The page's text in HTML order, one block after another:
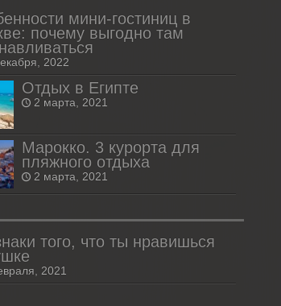
мини-гостиниц в
почему выгодно там
2022
Отдых в Египте
2 марта, 2021
Марокко. 3 курорта для
пляжного отдыха
2 марта, 2021
того, что ты нравишься
2021